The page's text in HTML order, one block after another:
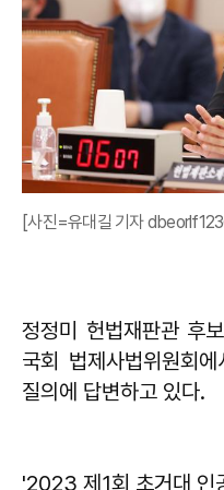
[사진=유대길 기자
정정미 헌법재판관 후
국회 법제사법위원회
질의에 답변하고 있다.
'2023 제1회 초거대 인